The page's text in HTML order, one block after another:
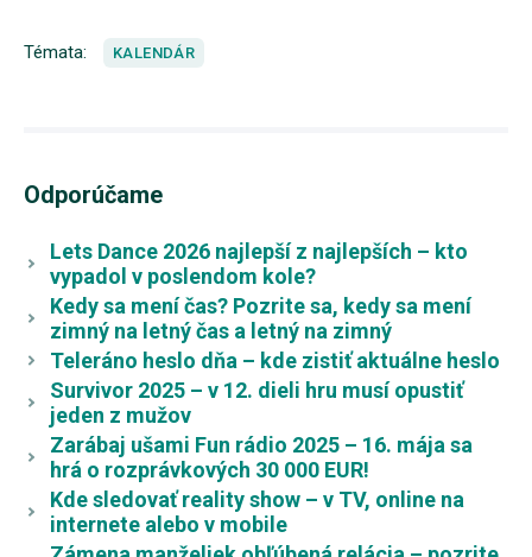
Témata: KALENDÁR
Odporúčame
Lets Dance 2026 najlepší z najlepších – kto
vypadol v poslendom kole?
Kedy sa mení čas? Pozrite sa, kedy sa mení
zimný na letný čas a letný na zimný
Teleráno heslo dňa – kde zistiť aktuálne heslo
Survivor 2025 – v 12. dieli hru musí opustiť
jeden z mužov
Zarábaj ušami Fun rádio 2025 – 16. mája sa
hrá o rozprávkových 30 000 EUR!
Kde sledovať reality show – v TV, online na
internete alebo v mobile